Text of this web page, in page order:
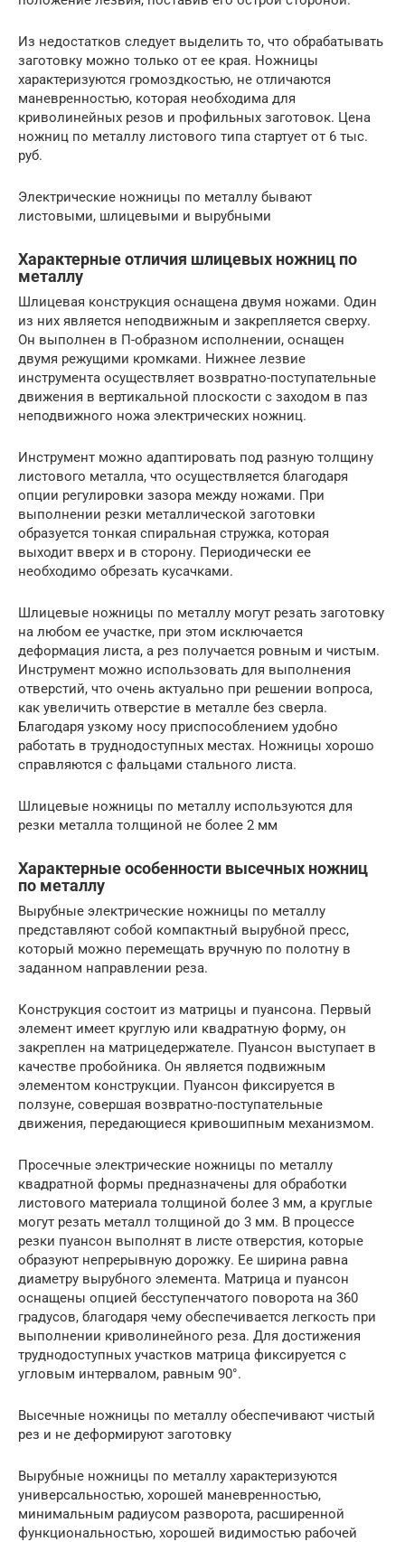
Из недостатков следует выделить то, что обрабатывать
заготовку можно только от ее края. Ножницы
характеризуются громоздкостью, не отличаются
маневренностью, которая необходима для
криволинейных резов и профильных заготовок. Цена
ножниц по металлу листового типа стартует от 6 тыс.
руб.
Электрические ножницы по металлу бывают
листовыми, шлицевыми и вырубными
Характерные отличия шлицевых ножниц по
металлу
Шлицевая конструкция оснащена двумя ножами. Один
из них является неподвижным и закрепляется сверху.
Он выполнен в П-образном исполнении, оснащен
двумя режущими кромками. Нижнее лезвие
инструмента осуществляет возвратно-поступательные
движения в вертикальной плоскости с заходом в паз
неподвижного ножа электрических ножниц.
Инструмент можно адаптировать под разную толщину
листового металла, что осуществляется благодаря
опции регулировки зазора между ножами. При
выполнении резки металлической заготовки
образуется тонкая спиральная стружка, которая
выходит вверх и в сторону. Периодически ее
необходимо обрезать кусачками.
Шлицевые ножницы по металлу могут резать заготовку
на любом ее участке, при этом исключается
деформация листа, а рез получается ровным и чистым.
Инструмент можно использовать для выполнения
отверстий, что очень актуально при решении вопроса,
как увеличить отверстие в металле без сверла.
Благодаря узкому носу приспособлением удобно
работать в труднодоступных местах. Ножницы хорошо
справляются с фальцами стального листа.
Шлицевые ножницы по металлу используются для
резки металла толщиной не более 2 мм
Характерные особенности высечных ножниц
по металлу
Вырубные электрические ножницы по металлу
представляют собой компактный вырубной пресс,
который можно перемещать вручную по полотну в
заданном направлении реза.
Конструкция состоит из матрицы и пуансона. Первый
элемент имеет круглую или квадратную форму, он
закреплен на матрицедержателе. Пуансон выступает в
качестве пробойника. Он является подвижным
элементом конструкции. Пуансон фиксируется в
ползуне, совершая возвратно-поступательные
движения, передающиеся кривошипным механизмом.
Просечные электрические ножницы по металлу
квадратной формы предназначены для обработки
листового материала толщиной более 3 мм, а круглые
могут резать металл толщиной до 3 мм. В процессе
резки пуансон выполнят в листе отверстия, которые
образуют непрерывную дорожку. Ее ширина равна
диаметру вырубного элемента. Матрица и пуансон
оснащены опцией бесступенчатого поворота на 360
градусов, благодаря чему обеспечивается легкость при
выполнении криволинейного реза. Для достижения
труднодоступных участков матрица фиксируется с
угловым интервалом, равным 90°.
Высечные ножницы по металлу обеспечивают чистый
рез и не деформируют заготовку
Вырубные ножницы по металлу характеризуются
универсальностью, хорошей маневренностью,
минимальным радиусом разворота, расширенной
функциональностью, хорошей видимостью рабочей